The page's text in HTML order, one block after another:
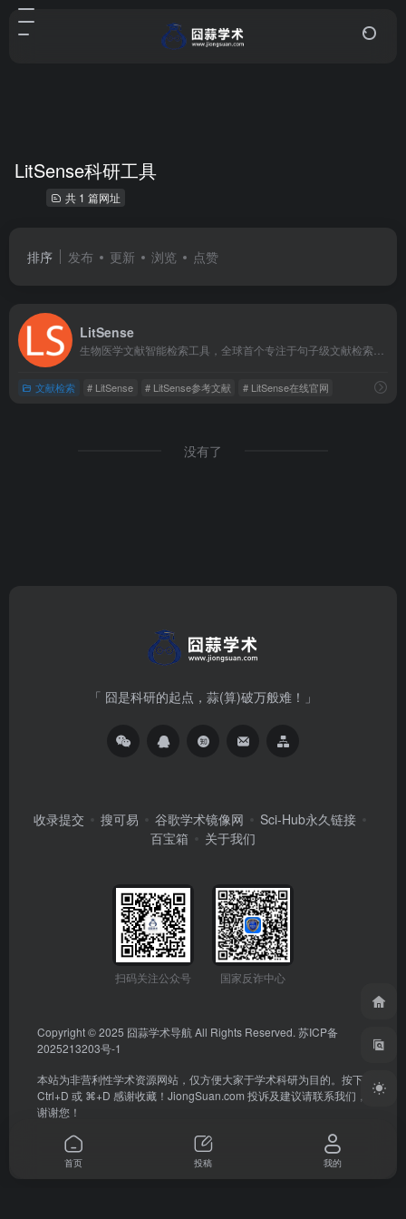
LitSense科研工具
共 1 篇网址
排序 发布 更新 浏览 点赞
LitSense
文献检索 # LitSense # LitSense参考文献 # LitSense在线官网
没有了
「 囧是科研的起点，蒜(算)破万般难！」
收录提交 搜可易 谷歌学术镜像网
Sci-Hub永久链接
百宝箱
关于我们
扫码关注公众号 国家反诈中心
Copyright © 2025 囧蒜学术导航 All Rights Reserved. 苏ICP备
2025213203号-1
本站为非营利性学术资源网站，仅方便大家于学术科研为目的。按下
Ctrl+D 或 ⌘+D 感谢收藏！ JiongSuan.com 投诉及建议请联系我们，
谢谢您！
首页 投稿 我的